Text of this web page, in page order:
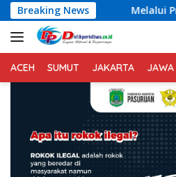
Langsung
ke
konten
Breaking News
Melalui Program Sabuk
ACEH SUMUT JAKARTA JAWA